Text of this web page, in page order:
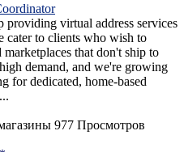
providing virtual address services
cater to clients who wish to
that don't ship to
demand, and we're growing
for dedicated, home-based
977 Просмотров